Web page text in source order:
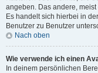
angeben. Das andere,
Es handelt sich hierbei in
Benutzer zu Benutzer
Nach oben
Wie verwende ich einen
In deinem persönlichen